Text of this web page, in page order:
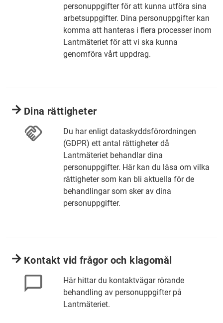
personuppgifter för att kunna utföra sina
arbetsuppgifter. Dina personuppgifter kan
komma att hanteras i flera processer inom
Lantmäteriet för att vi ska kunna
genomföra vårt uppdrag.
Dina rättigheter
Du har enligt dataskyddsförordningen
(GDPR) ett antal rättigheter då
Lantmäteriet behandlar dina
personuppgifter. Här kan du läsa om vilka
rättigheter som kan bli aktuella för de
behandlingar som sker av dina
personuppgifter.
Kontakt vid frågor och klagomål
Här hittar du kontaktvägar rörande
behandling av personuppgifter på
Lantmäteriet.